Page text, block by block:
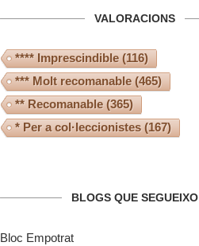
VALORACIONS
**** Imprescindible(116)
*** Molt recomanable(465)
** Recomanable(365)
* Per a col·leccionistes (167)
BLOGS QUE SEGUEIXO
Bloc Empotrat